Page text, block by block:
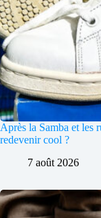
Après la Samba et les
redevenir cool ?
7 août 2026